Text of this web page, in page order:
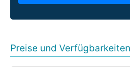
Preise und Verfügbarkeiten